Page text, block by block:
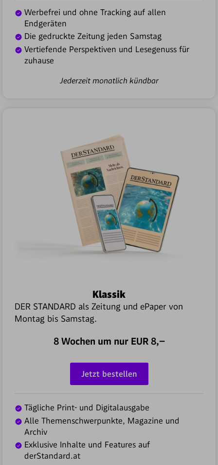
Werbefrei und ohne Tracking auf allen
Endgeräten
Die gedruckte Zeitung jeden Samstag
Vertiefende Perspektiven und Lesegenuss für
zuhause
Jederzeit monatlich kündbar
Klassik
DER STANDARD als Zeitung und ePaper von
Montag bis Samstag.
8 Wochen um nur EUR 8,–
Jetzt bestellen
Tägliche Print- und Digitalausgabe
Alle Themenschwerpunkte, Magazine und
Archiv
Exklusive Inhalte und Features auf
derStandard.at